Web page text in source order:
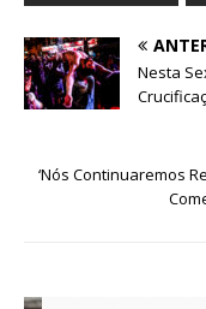
Nesta
‘Nós Continuaremos